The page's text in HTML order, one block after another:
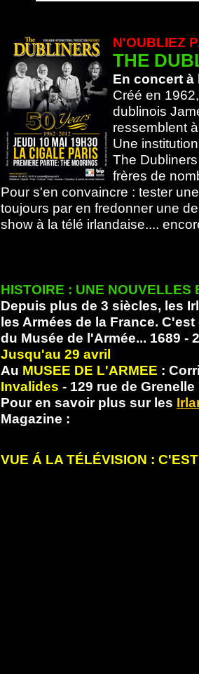
N'OUBLIEZ
THE
En concert à
Créé en
dublinois
ressemblent
Une
The
frères de
Pour s'en convaincre : tester
toujours par en fredonner une
show à la télé irlandaise....
HISTOIRE : UNE NOUVELLES
Depuis plus de 3 siècles, les
les Armées de la France.
du Musée de l'Armée... 1689 -
Jusqu'au 29 avril
Au MUSEE DE L'ARMEE :
Invalides - 129 rue de Grenelle
Pour en savoir plus sur les
Magazine :
VUE Á LA TÉLÉVISION :